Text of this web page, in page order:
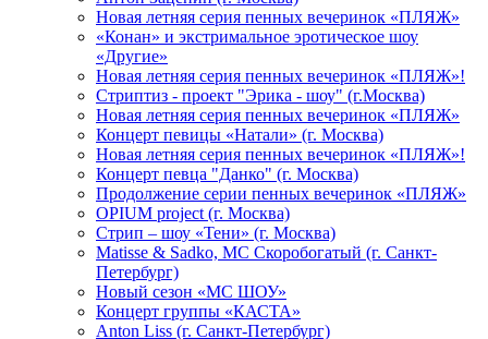
Новая летняя серия пенных вечеринок «ПЛЯЖ»
«Конан» и экстримальное эротическое шоу
«Другие»
Новая летняя серия пенных вечеринок «ПЛЯЖ»!
Стриптиз - проект "Эрика - шоу" (г.Москва)
Новая летняя серия пенных вечеринок «ПЛЯЖ»
Концерт певицы «Натали» (г. Москва)
Новая летняя серия пенных вечеринок «ПЛЯЖ»!
Концерт певца "Данко" (г. Москва)
Продолжение серии пенных вечеринок «ПЛЯЖ»
OPIUM project (г. Москва)
Стрип – шоу «Тени» (г. Москва)
Matissе & Sadko, MC Скоробогатый (г. Санкт-
Петербург)
Новый сезон «МС ШОУ»
Концерт группы «КАСТА»
Anton Liss (г. Санкт-Петербург)